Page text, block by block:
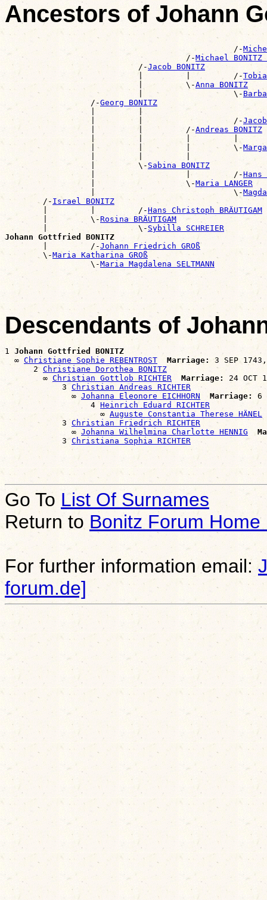
Ancestors of Johann
                                                /-
                                      /-
Michael
                            /-
Jacob BONITZ
                            |         |         /-
                            |         \-
Anna BONITZ
                            |                   \-
                  /-
Georg BONITZ
|         |
                  |         |                   /-
                  |         |         /-
Andreas BONITZ
|         |         |         |
                  |         |         |         \-
                  |         \-
Sabina BONITZ
                  |                   |         /-
Hans
                  |                   \-
Maria LANGER
                  |                             \-
        /-
Israel BONITZ
        |         |         /-
Hans Christoph BRÄUTIGAM
        |         \-
Rosina BRÄUTIGAM
        |                   \-
Sybilla SCHREIER
Johann Gottfried BONITZ
|         /-Johann Friedrich GROß
        \-
Maria Katharina GROß
                  \-
Maria Magdalena SELTMANN
Descendants of
1 Johann Gottfried BONITZ
  ∞
Christiane Sophie REBENTROST Marriage: 3 SEP
      2
Christiane Dorothea BONITZ
        ∞
Christian Gottlob RICHTER Marriage:
24 OCT
            3
Christian Andreas RICHTER
              ∞
Johanna Eleonore EICHHORN Marriage:
6
                  4
Heinrich Eduard RICHTER
                    ∞
Auguste Constantia Therese HÄNEL
            3
Christian Friedrich RICHTER
              ∞
Johanna Wilhelmina Charlotte HENNIG
            3
Christiana Sophia RICHTER
Go To List Of Surnames
Return to Bonitz Forum Home
For further information email:
forum.de]